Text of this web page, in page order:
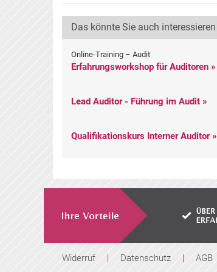
Das könnte Sie auch interessieren
Online-Training – Audit
Erfahrungsworkshop für Auditoren »
Lead Auditor - Führung im Audit »
Qualifikationskurs Interner Auditor »
Widerruf | Datenschutz | AGB